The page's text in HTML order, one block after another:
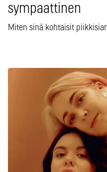
sympaattinen
Miten sinä kohtaisit